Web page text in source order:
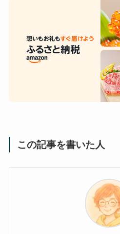
この記事を書いた人